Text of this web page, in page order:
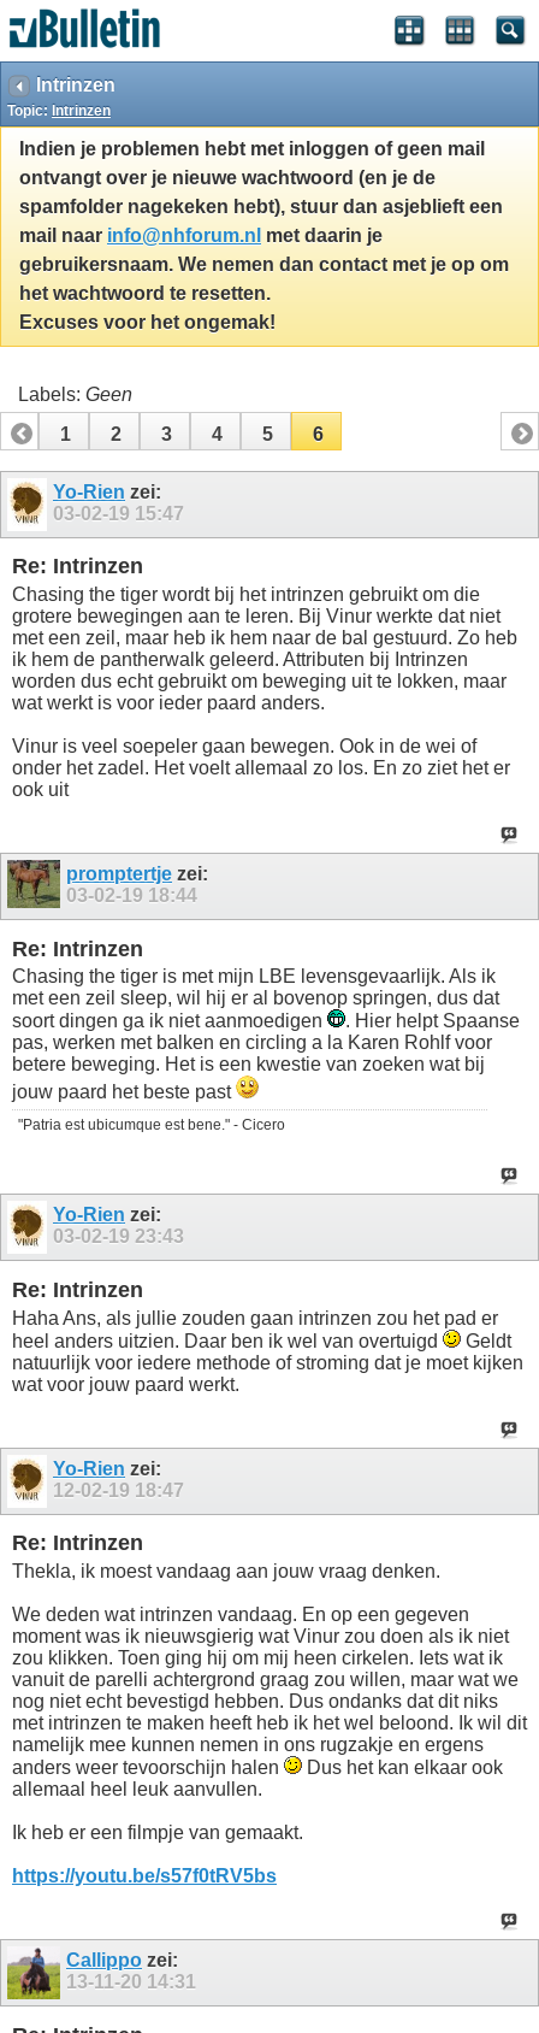
Intrinzen
Topic: Intrinzen
Indien je problemen hebt met inloggen of geen mail
ontvangt over je nieuwe wachtwoord (en je de
spamfolder nagekeken hebt), stuur dan asjeblieft een
mail naar info@nhforum.nl met daarin je
gebruikersnaam. We nemen dan contact met je op om
het wachtwoord te resetten.
Excuses voor het ongemak!
Labels: Geen
1
2 3 4 5 6
Yo-Rien zei:
03-02-19 15:47
Re: Intrinzen
Chasing the tiger wordt bij het intrinzen gebruikt om die
grotere bewegingen aan te leren. Bij Vinur werkte dat niet
met een zeil, maar heb ik hem naar de bal gestuurd. Zo heb
ik hem de pantherwalk geleerd. Attributen bij Intrinzen
worden dus echt gebruikt om beweging uit te lokken, maar
wat werkt is voor ieder paard anders.
Vinur is veel soepeler gaan bewegen. Ook in de wei of
onder het zadel. Het voelt allemaal zo los. En zo ziet het er
ook uit
promptertje zei:
03-02-19 18:44
Re: Intrinzen
Chasing the tiger is met mijn LBE levensgevaarlijk. Als ik
met een zeil sleep, wil hij er al bovenop springen, dus dat
soort dingen ga ik niet aanmoedigen
. Hier helpt Spaanse
pas, werken met balken en circling a la Karen Rohlf voor
betere beweging. Het is een kwestie van zoeken wat bij
jouw paard het beste past
"Patria est ubicumque est bene." - Cicero
Yo-Rien zei:
03-02-19 23:43
Re: Intrinzen
Haha Ans, als jullie zouden gaan intrinzen zou het pad er
heel anders uitzien. Daar ben ik wel van overtuigd
Geldt
natuurlijk voor iedere methode of stroming dat je moet kijken
wat voor jouw paard werkt.
Yo-Rien zei:
12-02-19 18:47
Re: Intrinzen
Thekla, ik moest vandaag aan jouw vraag denken.
We deden wat intrinzen vandaag. En op een gegeven
moment was ik nieuwsgierig wat Vinur zou doen als ik niet
zou klikken. Toen ging hij om mij heen cirkelen. Iets wat ik
vanuit de parelli achtergrond graag zou willen, maar wat we
nog niet echt bevestigd hebben. Dus ondanks dat dit niks
met intrinzen te maken heeft heb ik het wel beloond. Ik wil dit
namelijk mee kunnen nemen in ons rugzakje en ergens
anders weer tevoorschijn halen
Dus het kan elkaar ook
allemaal heel leuk aanvullen.
Ik heb er een filmpje van gemaakt.
https://youtu.be/s57f0tRV5bs
Callippo zei:
13-11-20 14:31